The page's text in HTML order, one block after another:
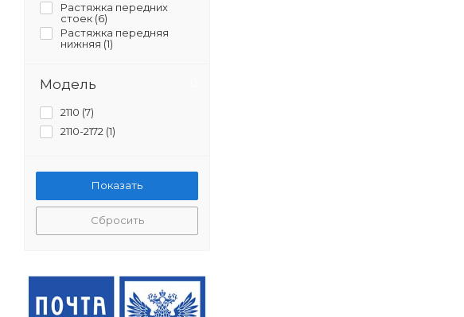
Растяжка передних
стоек (6)
Растяжка передняя
нижняя (1)
Модель
2110 (7)
2110-2172 (1)
Сбросить